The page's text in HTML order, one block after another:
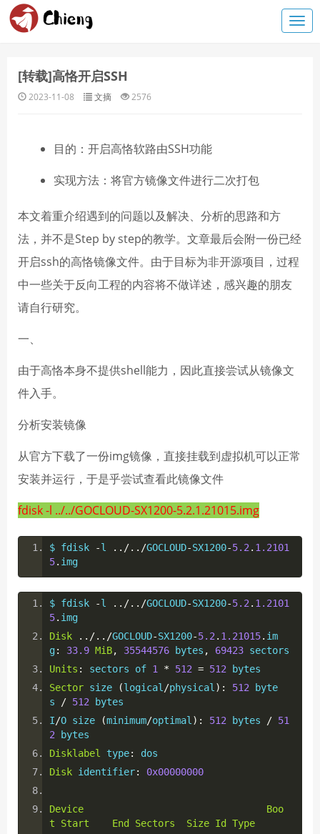
[转载]高恪开启SSH
2023-11-08 文摘 2576
目的：开启高恪软路由SSH功能
实现方法：将官方镜像文件进行二次打包
本文着重介绍遇到的问题以及解决、分析的思路和方
法，并不是Step by step的教学。文章最后会附一份已经
开启ssh的高恪镜像文件。由于目标为非开源项目，过程
中一些关于反向工程的内容将不做详述，感兴趣的朋友
请自行研究。
一、
由于高恪本身不提供shell能力，因此直接尝试从镜像文
件入手。
分析安装镜像
从官方下载了一份img镜像，直接挂载到虚拟机可以正常
安装并运行，于是乎尝试查看此镜像文件
fdisk -l ../../GOCLOUD-SX1200-5.2.1.21015.img
$ fdisk -l ../../GOCLOUD-SX1200-5.2 . 1.2101
5. img
$ fdisk -l ../../GOCLOUD-SX1200-5.2 . 1.2101
5. img
Disk
../../GOCLOUD-SX1200-5.2 . 1.21015. im
g: 33.9 MiB, 35544576 bytes , 69423 sectors
Units : sectors of 1 * 512 = 512 bytes
Sector size (logical /physical ): 512 byte
s
/ 512 bytes
I/O size (minimum/optimal ): 512 bytes / 51
2 bytes
Disklabel
type:
dos
Disk identifier: 0x00000000
Device
Boo
t
Start End Sectors Size Id
Type